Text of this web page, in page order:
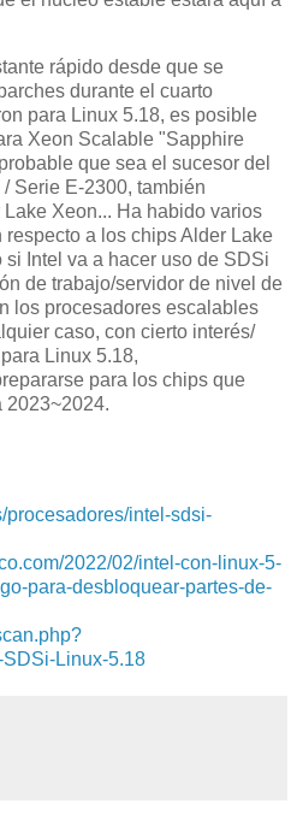
rápido desde que se
durante el cuarto
para Linux 5.18, es posible
Xeon Scalable "Sapphire
que sea el sucesor del
Serie E-2300, también
Xeon... Ha habido varios
a los chips Alder Lake
Intel va a hacer uso de SDSi
de trabajo/servidor de nivel de
los procesadores escalables
caso, con cierto interés/
Linux 5.18,
para los chips que
2023~2024.
procesadores/intel-sdsi-
2022/02/intel-con-linux-5-
para-desbloquear-partes-de-
Linux-5.18